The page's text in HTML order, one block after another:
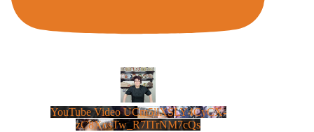
YouTube Video UCm5llXSLY4CyCX-
zC8XosTw_R7ITrNM7cQs